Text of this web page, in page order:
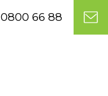
0800 66 88